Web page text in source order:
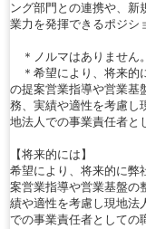
ング部門との連携や、新
業力を発揮できるポジシ
＊ノルマはありません。
＊希望により、将来的
の提案営業指導や営業基
務、実績や適性を考慮し
地法人での事業責任者と
【将来的には】
希望により、将来的に弊
案営業指導や営業基盤の
績や適性を考慮し現地法
での事業責任者としての